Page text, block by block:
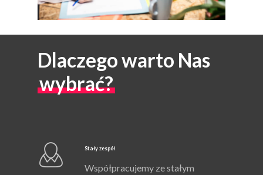
Dlaczego warto Nas
wybrać?
Stały zespół
Współpracujemy ze stałym